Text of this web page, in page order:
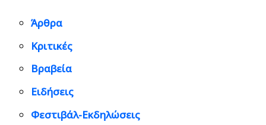
Άρθρα
Κριτικές
Βραβεία
Ειδήσεις
Φεστιβάλ-Εκδηλώσεις